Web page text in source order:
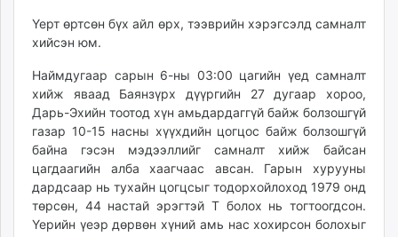
Үерт өртсөн бүх айл өрх, тээврийн хэрэгсэлд самналт
хийсэн юм.
Наймдугаар сарын 6-ны 03:00 цагийн үед самналт
хийж яваад Баянзүрх дүүргийн 27 дугаар хороо,
Дарь-Эхийн тоотод хүн амьдардаггүй байж болзошгүй
газар 10-15 насны хүүхдийн цогцос байж болзошгүй
байна гэсэн мэдээллийг самналт хийж байсан
цагдаагийн алба хаагчаас авсан. Гарын хурууны
дардсаар нь тухайн цогцсыг тодорхойлоход 1979 онд
төрсөн, 44 настай эрэгтэй Т болох нь тогтоогдсон.
Үерийн үеэр дөрвөн хүний амь нас хохирсон болохыг